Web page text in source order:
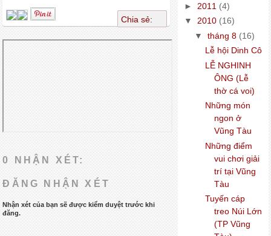
Chia sẻ:
0 NHẬN XÉT:
ĐĂNG NHẬN XÉT
Nhận xét của bạn sẽ được kiểm duyệt trước khi
đăng.
► 2011 (4)
▼2010 (16)
▼tháng 8 (16)
Lễ hội Dinh Cô
LỄ NGHINH
ÔNG (Lễ
thờ cá voi)
Những món
ngon ở
Vũng Tàu
Những điểm
vui chơi giải
trí tại Vũng
Tàu
Tuyến cáp
treo Núi Lớn
(TP Vũng